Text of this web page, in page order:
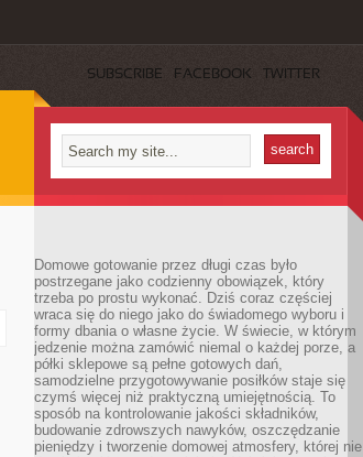
SUBSCRIBE FACEBOOK TWITTER
Domowe gotowanie przez długi czas było
postrzegane jako codzienny obowiązek, który
trzeba po prostu wykonać. Dziś coraz częściej
wraca się do niego jako do świadomego wyboru i
formy dbania o własne życie. W świecie, w którym
jedzenie można zamówić niemal o każdej porze, a
półki sklepowe są pełne gotowych dań,
samodzielne przygotowywanie posiłków staje się
czymś więcej niż praktyczną umiejętnością. To
sposób na kontrolowanie jakości składników,
budowanie zdrowszych nawyków, oszczędzanie
pieniędzy i tworzenie domowej atmosfery, której nie